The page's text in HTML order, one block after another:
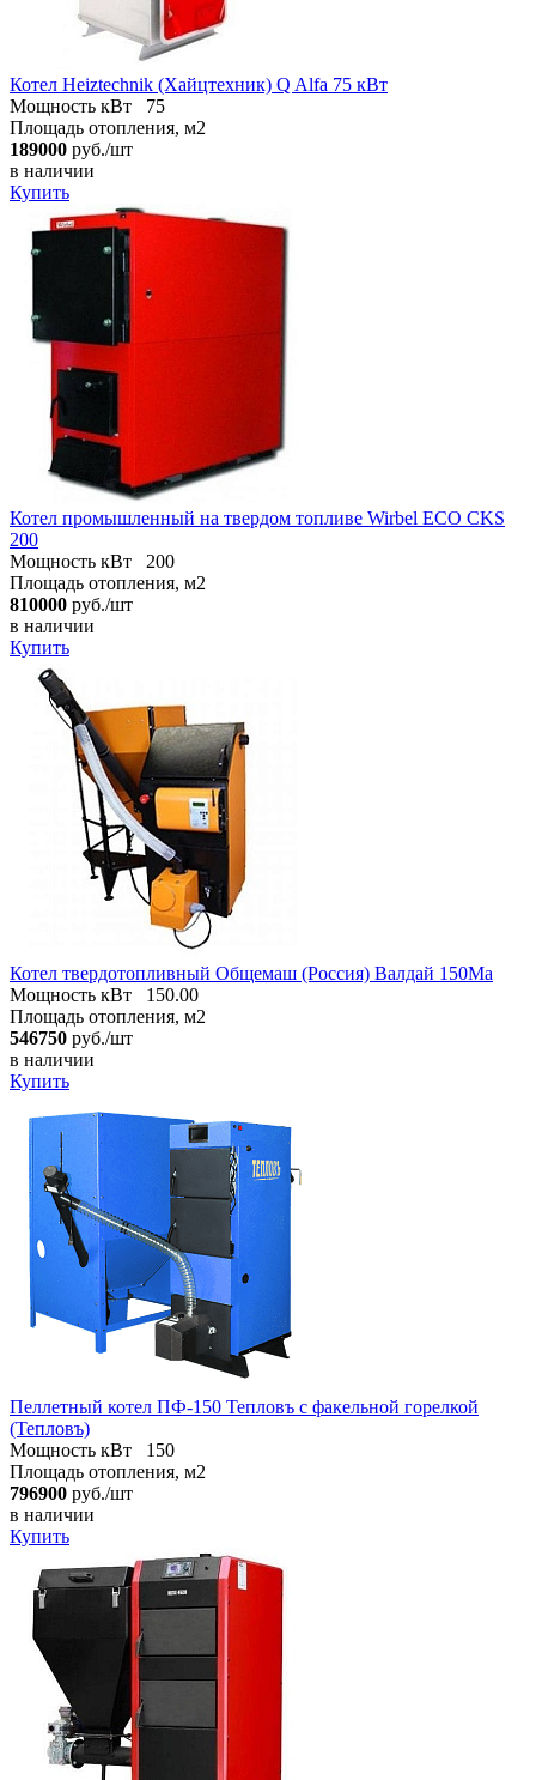
Котел Heiztechnik (Хайцтехник) Q Alfa 75 кВт
Мощность кВт
75
Площадь отопления, м2
189000 руб./шт
в наличии
Купить
Котел промышленный на твердом топливе Wirbel ECO CKS
200
Мощность кВт
200
Площадь отопления, м2
810000 руб./шт
в наличии
Купить
Котел твердотопливный Общемаш (Россия) Валдай 150Ма
Мощность кВт
150.00
Площадь отопления, м2
546750 руб./шт
в наличии
Купить
Пеллетный котел ПФ-150 Тепловъ с факельной горелкой
(Тепловъ)
Мощность кВт
150
Площадь отопления, м2
796900 руб./шт
в наличии
Купить